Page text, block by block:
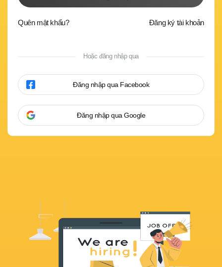
Quên mật khẩu? Đăng ký tài khoản
Hoặc đăng nhập qua
Đăng nhập qua Facebook
Đăng nhập qua Google